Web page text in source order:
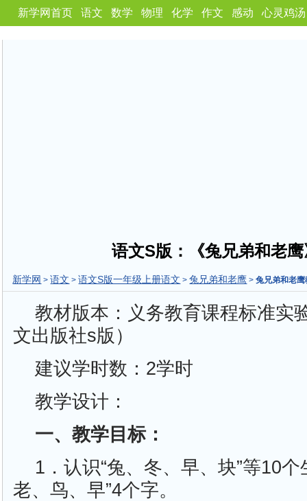
新学网首页 语文 数学 物理 化学 作文 感动 心灵鸡汤
语文S版：《兔兄弟和老
新学网 >语文 >语文S版一年级上册语文 >兔兄弟和老鹰 >兔兄弟和老鹰
教材版本：义务教育课程标准实
文出版社s版）
建议学时数：2学时
教学设计：
一、教学目标：
1．认识“兔、冬、早、块”等10
老、鸟、早”4个字。